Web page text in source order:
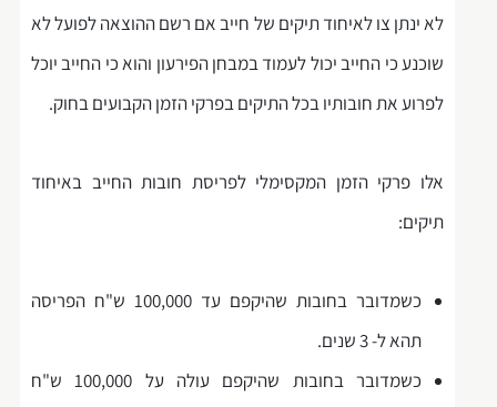
לא ינתן צו לאיחוד תיקים של חייב אם רשם ההוצאה לפועל לא
שוכנע כי החייב יכול לעמוד במבחן הפירעון והוא כי החייב יוכל
לפרוע את חובותיו בכל התיקים בפרקי הזמן הקבועים בחוק.
אלו פרקי הזמן המקסימלי לפריסת חובות החייב באיחוד
תיקים:
כשמדובר בחובות שהיקפם עד 100,000 ש"ח הפריסה
תהא ל- 3 שנים.
כשמדובר בחובות שהיקפם עולה על 100,000 ש"ח